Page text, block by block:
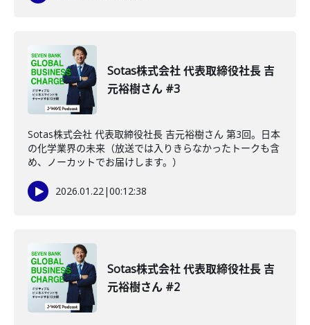
Sotas株式会社 代表取締役社長 吉
元裕樹さん #3
Sotas株式会社 代表取締役社長 吉元裕樹さん 第3回。日本
の化学業界の未来（放送では入りきらなかったトークも含
め、ノーカットでお届けします。）
2026.01.22|00:12:38
Sotas株式会社 代表取締役社長 吉
元裕樹さん #2